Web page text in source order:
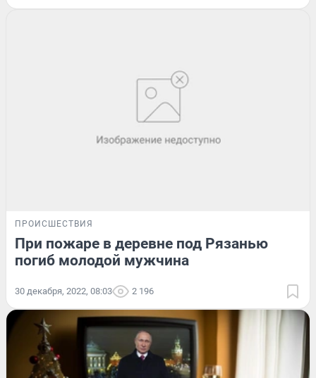
ПРОИСШЕСТВИЯ
При пожаре в деревне под Рязанью
погиб молодой мужчина
30 декабря, 2022, 08:03 2 196